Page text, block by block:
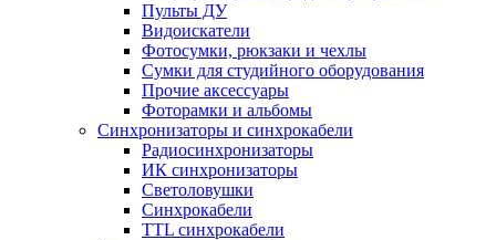
Пульты ДУ
Видоискатели
Фотосумки, рюкзаки и чехлы
Сумки для студийного оборудования
Прочие аксессуары
Фоторамки и альбомы
Синхронизаторы и синхрокабели
Радиосинхронизаторы
ИК синхронизаторы
Светоловушки
Синхрокабели
TTL синхрокабели